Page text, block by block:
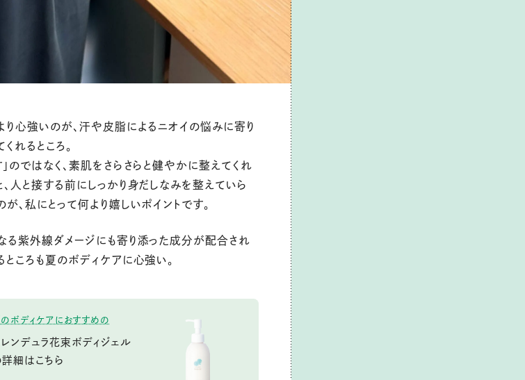
り心強いのが、汗や皮脂によるニオイの悩みに寄り
くれるところ。
」のではなく、素肌をさらさらと健やかに整えてくれ
、人と接する前にしっかり身だしなみを整えていら
が、私にとって何より嬉しいポイントです。
る紫外線ダメージにも寄り添った成分が配合され
ところも夏のボディケアに心強い。
のボディケアにおすすめの
レンデュラ花束ボディジェル
詳細はこちら